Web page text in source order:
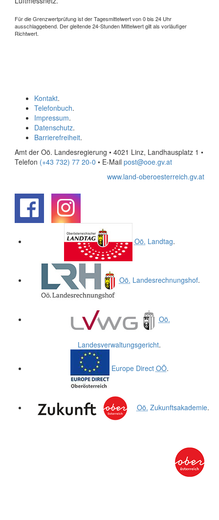
Für die Grenzwertprüfung ist der Tagesmittelwert von 0 bis 24 Uhr
ausschlaggebend. Der gleitende 24-Stunden Mittelwert gilt als vorläufiger
Richtwert.
Kontakt.
Telefonbuch.
Impressum.
Datenschutz.
Barrierefreiheit.
Amt der Oö. Landesregierung • 4021 Linz, Landhausplatz 1 •
Telefon (+43 732) 77 20-0 • E-Mail post@ooe.gv.at
www.land-oberoesterreich.gv.at
Oö. Landtag.
Oö. Landesrechnungshof.
Oö.
Landesverwaltungsgericht.
Europe Direct OÖ.
Oö. Zukunftsakademie.